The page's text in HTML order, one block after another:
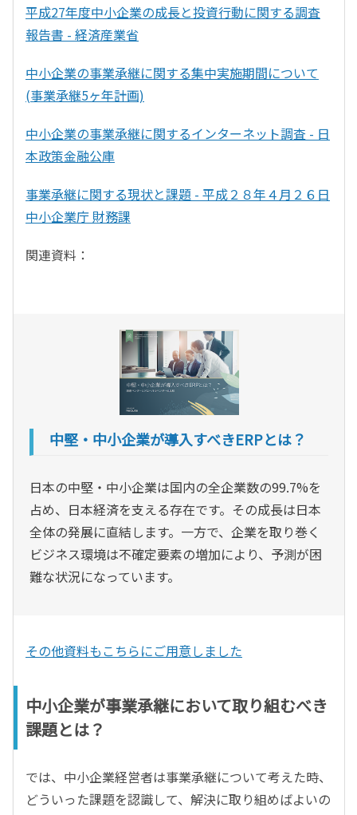
平成27年度中小企業の成長と投資行動に関する調査
報告書 - 経済産業省
中小企業の事業承継に関する集中実施期間について
(事業承継5ヶ年計画)
中小企業の事業承継に関するインターネット調査 - 日
本政策金融公庫
事業承継に関する現状と課題 - 平成２８年４月２６日
中小企業庁 財務課
関連資料：
中堅・中小企業が導入すべきERPとは？
日本の中堅・中小企業は国内の全企業数の99.7%を
占め、日本経済を支える存在です。その成長は日本
全体の発展に直結します。一方で、企業を取り巻く
ビジネス環境は不確定要素の増加により、予測が困
難な状況になっています。
その他資料もこちらにご用意しました
中小企業が事業承継において取り組むべき
課題とは？
では、中小企業経営者は事業承継について考えた時、
どういった課題を認識して、解決に取り組めばよいの